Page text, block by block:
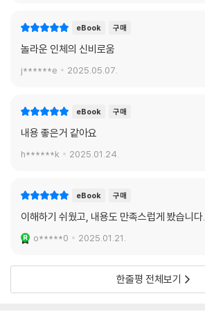
eBook 구매
놀라운 인체의 신비로움
j******e 2025.05.07.
eBook 구매
내용 좋은거 같아요
h******k 2025.01.24.
eBook 구매
이해하기 쉬웠고, 내용도 만족스럽게 봤습니다.
o*****0 2025.01.21.
한줄평 전체보기